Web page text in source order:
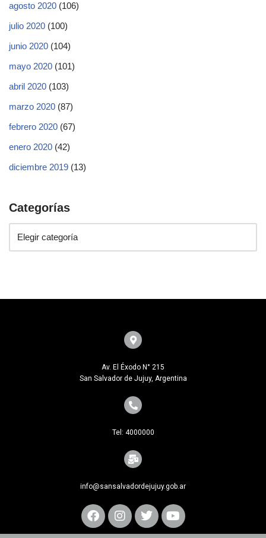
agosto 2020 (106)
julio 2020 (100)
junio 2020 (104)
mayo 2020 (101)
abril 2020 (103)
marzo 2020 (87)
febrero 2020 (67)
enero 2020 (42)
diciembre 2019 (13)
Categorías
Av. El Éxodo N° 215
San Salvador de Jujuy, Argentina
Tel: 4000000
info@sansalvadordejujuy.gob.ar